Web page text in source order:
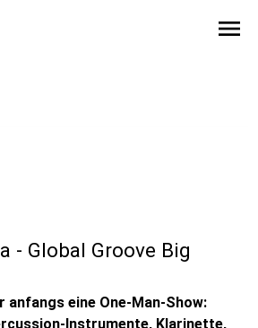
menu
- Global Groove Big
anfangs eine One-Man-Show:
Instrumente, Klarinette,